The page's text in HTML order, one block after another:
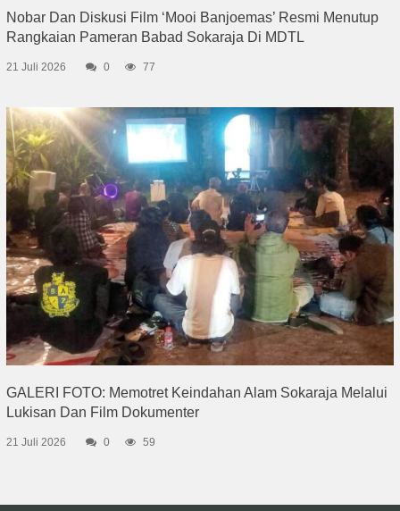
Nobar Dan Diskusi Film ‘Mooi Banjoemas’ Resmi Menutup
Rangkaian Pameran Babad Sokaraja Di MDTL
21 Juli 2026 0 77
GALERI FOTO: Memotret Keindahan Alam Sokaraja Melalui
Lukisan Dan Film Dokumenter
21 Juli 2026 0 59